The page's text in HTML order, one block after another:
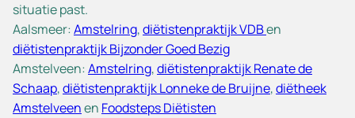
situatie past.
Aalsmeer:Amstelring,diëtistenpraktijk VDBen
diëtistenpraktijk Bijzonder Goed Bezig
Amstelveen:Amstelring,diëtistenpraktijk Renate de
Schaap,diëtistenpraktijk Lonneke de Bruijne,diëtheek
Amstelveenen Foodsteps Diëtisten